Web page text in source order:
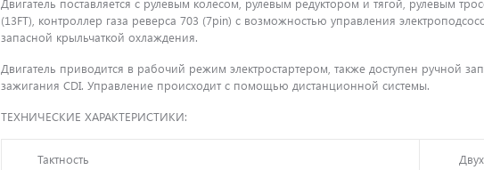
Двигатель поставляется с рулевым колесом, рулевым редуктором и тягой, рулевым
(13FT), контроллер газа реверса 703 (7pin) с возможностью управления
запасной крыльчаткой охлаждения.
Двигатель приводится в рабочий режим электростартером, также доступен ручной
зажигания CDI. Управление происходит с помощью дистанционной системы.
ТЕХНИЧЕСКИЕ ХАРАКТЕРИСТИКИ:
Тактность